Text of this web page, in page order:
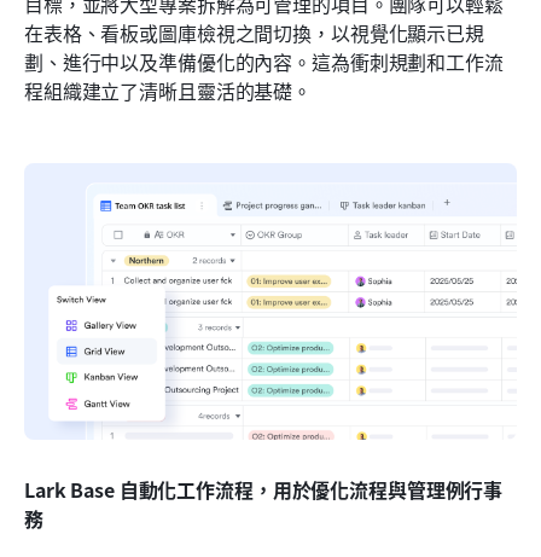
在表格、看板或圖庫檢視之間切換，以視覺化顯示已規
劃、進行中以及準備優化的內容。這為衝刺規劃和工作流
程組織建立了清晰且靈活的基礎。
Lark Base 自動化工作流程，用於優化流程與管理例行事
務